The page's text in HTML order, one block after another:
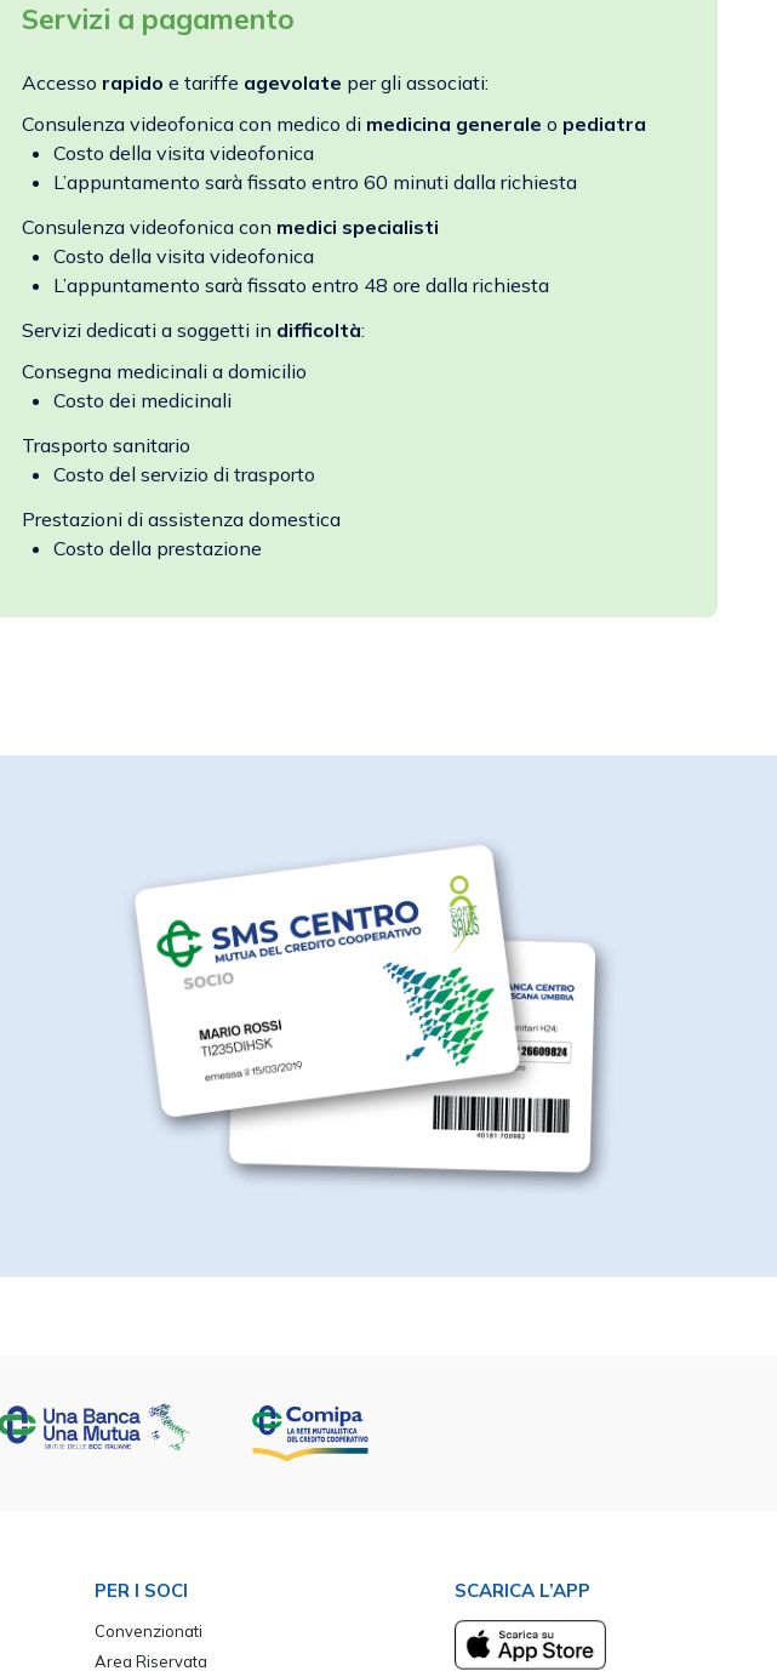
Servizi a pagamento
Accesso rapido e tariffe agevolate per gli associati:
Consulenza videofonica con medico di medicina generale o pediatra
Costo della visita videofonica
L’appuntamento sarà fissato entro 60 minuti dalla richiesta
Consulenza videofonica con medici specialisti
Costo della visita videofonica
L’appuntamento sarà fissato entro 48 ore dalla richiesta
Servizi dedicati a soggetti in difficoltà:
Consegna medicinali a domicilio
Costo dei medicinali
Trasporto sanitario
Costo del servizio di trasporto
Prestazioni di assistenza domestica
Costo della prestazione
PER I SOCI
Convenzionati
Area Riservata
SCARICA L’APP